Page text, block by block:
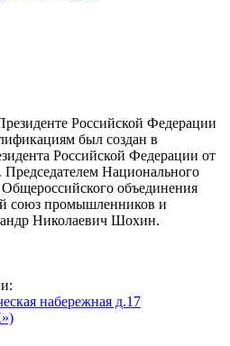
Российской Федерации
был создан в
Российской Федерации от
Национального
Общероссийского объединения
союз промышленников и
Николаевич Шохин.
набережная д.17